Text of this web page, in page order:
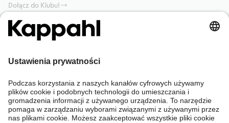
Dołącz do Klubu!
Potrzebujesz pomocy?